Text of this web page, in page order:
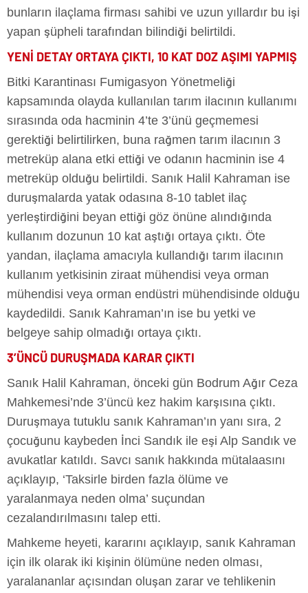
bunların ilaçlama firması sahibi ve uzun yıllardır bu işi
yapan şüpheli tarafından bilindiği belirtildi.
YENİ DETAY ORTAYA ÇIKTI, 10 KAT DOZ AŞIMI YAPMIŞ
Bitki Karantinası Fumigasyon Yönetmeliği
kapsamında olayda kullanılan tarım ilacının kullanımı
sırasında oda hacminin 4’te 3’ünü geçmemesi
gerektiği belirtilirken, buna rağmen tarım ilacının 3
metreküp alana etki ettiği ve odanın hacminin ise 4
metreküp olduğu belirtildi. Sanık Halil Kahraman ise
duruşmalarda yatak odasına 8-10 tablet ilaç
yerleştirdiğini beyan ettiği göz önüne alındığında
kullanım dozunun 10 kat aştığı ortaya çıktı. Öte
yandan, ilaçlama amacıyla kullandığı tarım ilacının
kullanım yetkisinin ziraat mühendisi veya orman
mühendisi veya orman endüstri mühendisinde olduğu
kaydedildi. Sanık Kahraman’ın ise bu yetki ve
belgeye sahip olmadığı ortaya çıktı.
3’ÜNCÜ DURUŞMADA KARAR ÇIKTI
Sanık Halil Kahraman, önceki gün Bodrum Ağır Ceza
Mahkemesi’nde 3’üncü kez hakim karşısına çıktı.
Duruşmaya tutuklu sanık Kahraman’ın yanı sıra, 2
çocuğunu kaybeden İnci Sandık ile eşi Alp Sandık ve
avukatlar katıldı. Savcı sanık hakkında mütalaasını
açıklayıp, ‘Taksirle birden fazla ölüme ve
yaralanmaya neden olma’ suçundan
cezalandırılmasını talep etti.
Mahkeme heyeti, kararını açıklayıp, sanık Kahraman
için ilk olarak iki kişinin ölümüne neden olması,
yaralananlar açısından oluşan zarar ve tehlikenin